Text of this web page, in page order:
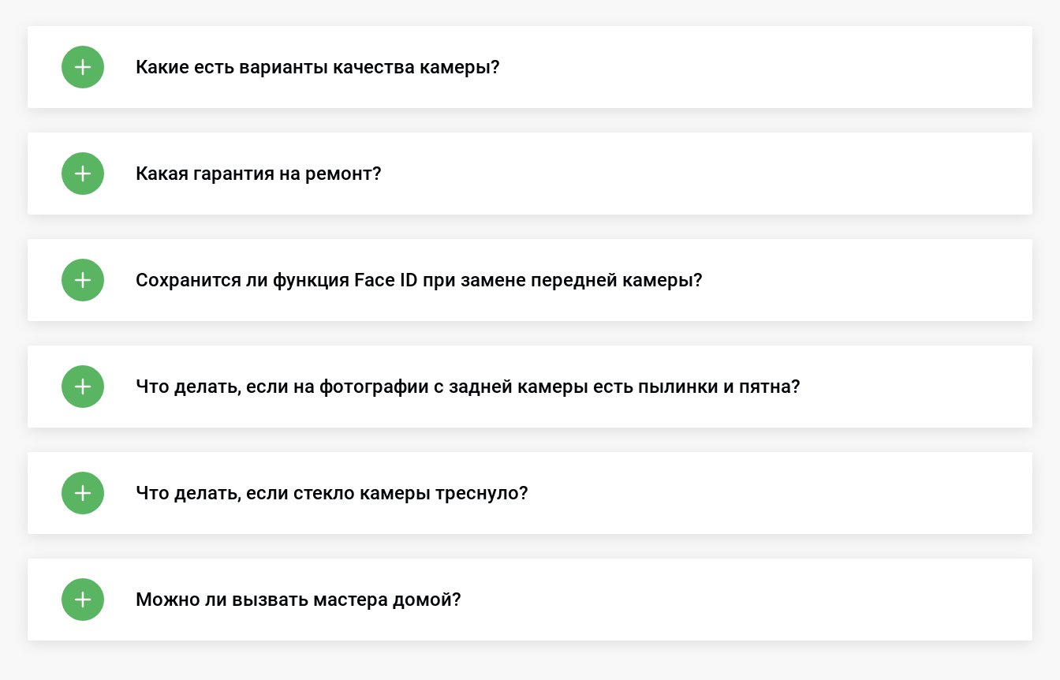
Какие есть варианты качества камеры?
Какая гарантия на ремонт?
Сохранится ли функция Face ID при замене передней камеры?
Что делать, если на фотографии с задней камеры есть пылинки и пятна?
Что делать, если стекло камеры треснуло?
Можно ли вызвать мастера домой?